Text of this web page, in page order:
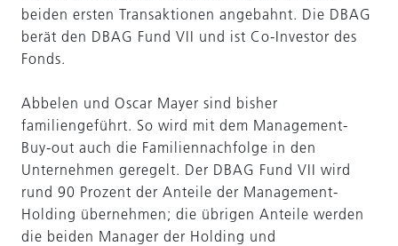
beiden ersten Transaktionen angebahnt. Die DBAG
berät den DBAG Fund VII und ist Co-Investor des
Fonds.
Abbelen und Oscar Mayer sind bisher
familiengeführt. So wird mit dem Management-
Buy-out auch die Familiennachfolge in den
Unternehmen geregelt. Der DBAG Fund VII wird
rund 90 Prozent der Anteile der Management-
Holding übernehmen; die übrigen Anteile werden
die beiden Manager der Holding und